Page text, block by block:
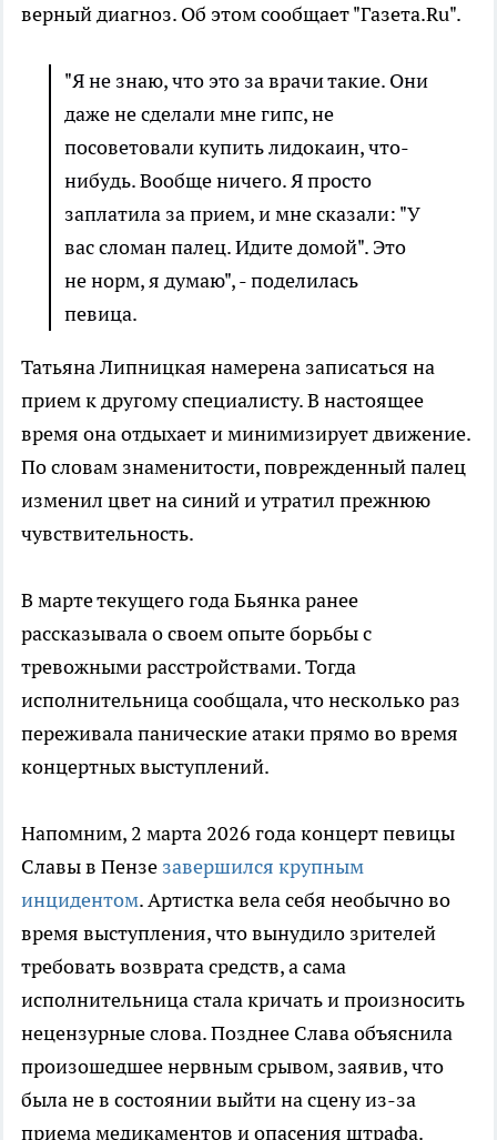
верный диагноз. Об этом сообщает "Газета.Ru".
"Я не знаю, что это за врачи такие. Они
даже не сделали мне гипс, не
посоветовали купить лидокаин, что-
нибудь. Вообще ничего. Я просто
заплатила за прием, и мне сказали: "У
вас сломан палец. Идите домой". Это
не норм, я думаю", - поделилась
певица.
Татьяна Липницкая намерена записаться на
прием к другому специалисту. В настоящее
время она отдыхает и минимизирует движение.
По словам знаменитости, поврежденный палец
изменил цвет на синий и утратил прежнюю
чувствительность.
В марте текущего года Бьянка ранее
рассказывала о своем опыте борьбы с
тревожными расстройствами. Тогда
исполнительница сообщала, что несколько раз
переживала панические атаки прямо во время
концертных выступлений.
Напомним, 2 марта 2026 года концерт певицы
Славы в Пензе завершился крупным
инцидентом. Артистка вела себя необычно во
время выступления, что вынудило зрителей
требовать возврата средств, а сама
исполнительница стала кричать и произносить
нецензурные слова. Позднее Слава объяснила
произошедшее нервным срывом, заявив, что
была не в состоянии выйти на сцену из-за
приема медикаментов и опасения штрафа.